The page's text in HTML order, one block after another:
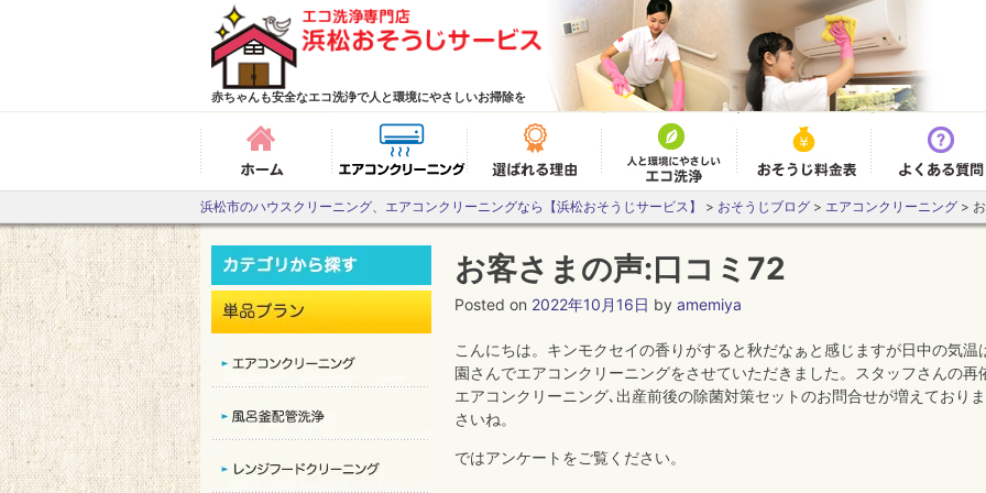
Skip
content
赤ちゃんも安全なエコ洗浄で人と環境にやさしいお掃除を
ホーム エアコンクリーニング選ばれる理由 エコ洗浄とは おそうじ料金表
浜松市のハウスクリーニング、エアコンクリーニングなら【浜松おそうじサービス】 > おそうじブログ > エアコンクリーニング >
お客さまの声:口コミ72
Posted on 2022年10月16日 by amemiya
こんにちは。キンモクセイの香りがすると秋だなぁと感じますが日中の気
園さんでエアコンクリーニングをさせていただきました。スタッフさんの
エアコンクリーニング､出産前後の除菌対策セットのお問合せが増えており
さいね。
ではアンケートをご覧ください。